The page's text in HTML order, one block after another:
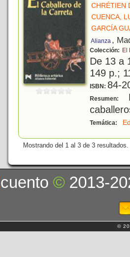
CHRÉTIEN
CUENCA,
GARCÍA
Alianza ,
Colección: El
De 13 a
149 p.;
ISBN: 84-
Resumen:
Temática:
Mostrando del 1 al 3 de 3 resultados.
cuento© 2013-
©